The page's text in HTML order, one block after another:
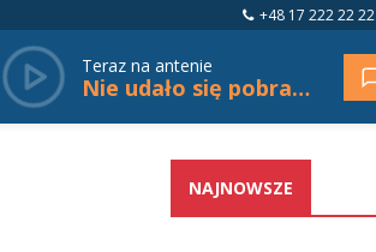
+48 17 222 22 22
Teraz na antenie
Nie udało się pobrać tytułu.
NAJNOWSZE